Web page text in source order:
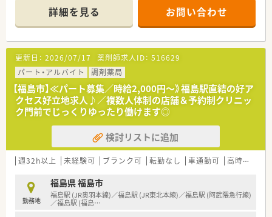
■薬剤師2名と事務1名の体制を整えており、一人ひとりの患者
様に対して丁寧に向き合いながら健康相談に乗ることができる
環境です。
■面応需のため特定の科目に偏らず、多種多様な処方内容を経験
できるほか、セルフメディケーションの一環としてOTC販売も行
います。
【募集背景と求める人物像について】
■新規店舗の開局を控えており、先行投資として組織の将来を担
ってくれる若手から中堅層の薬剤師を積極的に増員募集してい
ます。
■セルフメディケーションを推進する方針に共感し、調剤だけで
なくOTCや健康食品の知識を意欲的に習得したい方を求めてい
ます。
■会社の理念を深く理解し、自ら行動して実績を上げることで、
歓迎です。
【法人特徴について】
詳細を見る お問い合わせ
更新日： 2026/07/17 薬剤師求人ID： 516629
パート・アルバイト
調剤薬局
【福島市】≪パート募集／時給2,000円～》福島駅直結の好ア
クセス好立地求人♪／複数人体制の店舗＆予約制クリニッ
ク門前でじっくりゆったり働けます◎
検討リストに追加
週32h以上 未経験可 ブランク可 転勤なし 車通勤可 高時給(2,500円以上)
勤務地
福島県 福島市
福島駅 (JR奥羽本線)／福島駅 (JR東北本線)／福島駅 (阿武隈急行線)
／福島駅 (福島…